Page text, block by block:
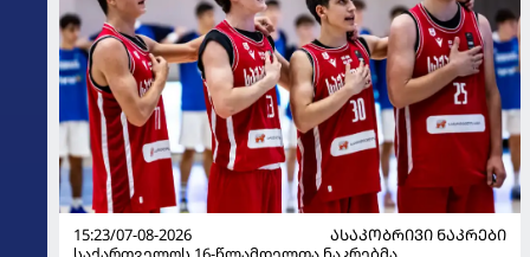
15:23/07-08-2026
ᲐᲡᲐᲙᲝᲑᲠᲘᲕᲘ ᲜᲐᲙᲠᲔᲑᲘ